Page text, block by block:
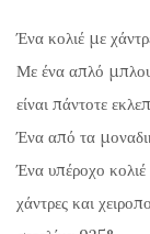
was:
420,00€.
Ένα κολιέ με
Με ένα απλό
είναι πάντοτε
Ένα από τα
Ένα υπέροχο κολιέ
χάντρες και